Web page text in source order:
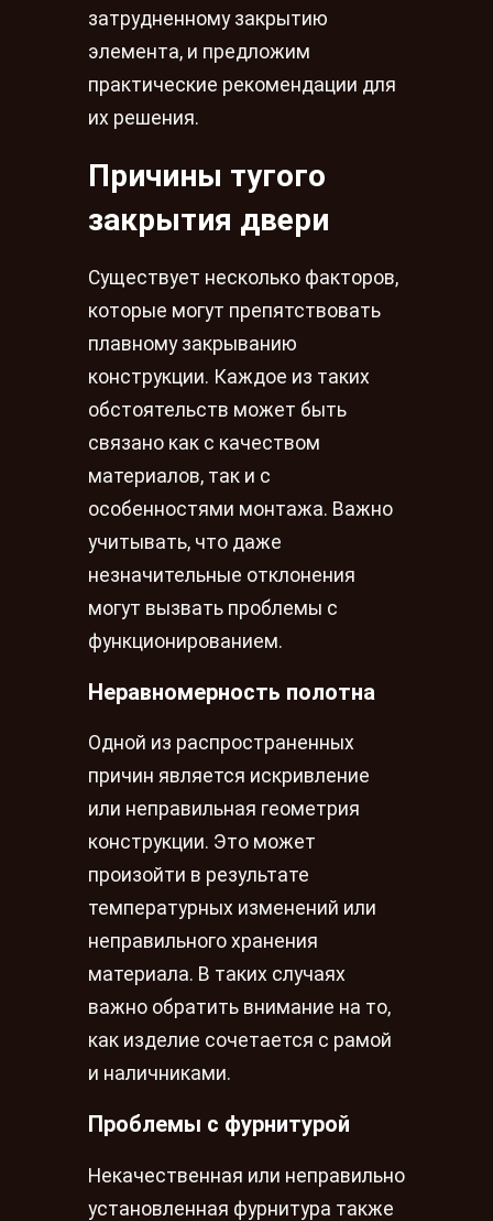
затрудненному закрытию
элемента, и предложим
практические рекомендации для
их решения.
Причины тугого
закрытия двери
Существует несколько факторов,
которые могут препятствовать
плавному закрыванию
конструкции. Каждое из таких
обстоятельств может быть
связано как с качеством
материалов, так и с
особенностями монтажа. Важно
учитывать, что даже
незначительные отклонения
могут вызвать проблемы с
функционированием.
Неравномерность полотна
Одной из распространенных
причин является искривление
или неправильная геометрия
конструкции. Это может
произойти в результате
температурных изменений или
неправильного хранения
материала. В таких случаях
важно обратить внимание на то,
как изделие сочетается с рамой
и наличниками.
Проблемы с фурнитурой
Некачественная или неправильно
установленная фурнитура также